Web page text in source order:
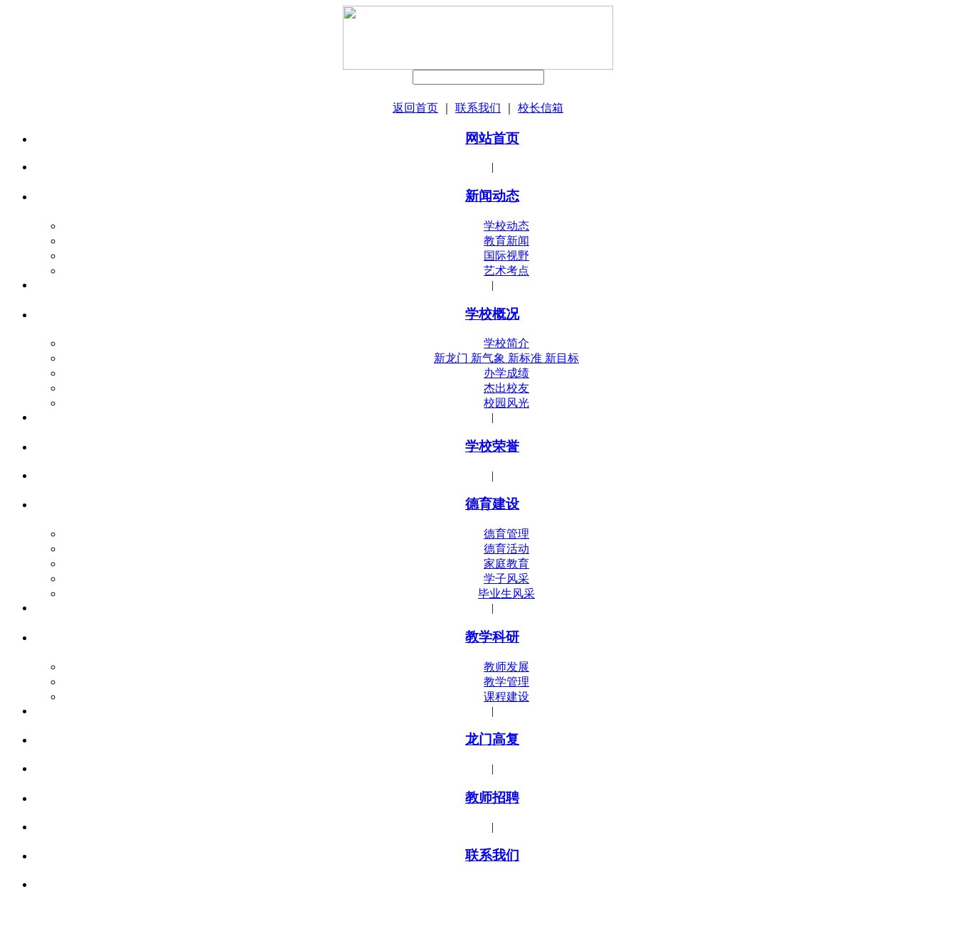
返回首页 联系我们 校长信箱
网站首页
|
新闻动态
学校动态
教育新闻
国际视野
艺术考点
|
学校概况
学校简介
新龙门 新气象 新标准 新目标
办学成绩
杰出校友
校园风光
|
学校荣誉
|
德育建设
德育管理
德育活动
家庭教育
学子风采
毕业生风采
|
教学科研
教师发展
教学管理
课程建设
|
龙门高复
|
教师招聘
|
联系我们